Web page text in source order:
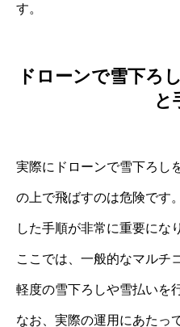
す。
ドローンで雪下ろ
と
実際にドローンで雪下ろし
の上で飛ばすのは危険です
した手順が非常に重要にな
ここでは、一般的なマルチ
軽度の雪下ろしや雪払いを
なお、実際の運用にあたっ